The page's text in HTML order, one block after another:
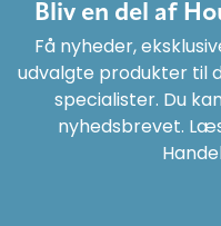
Bliv en del af
Få nyheder,
udvalgte produkter til
specialister. Du
nyhedsbrevet.